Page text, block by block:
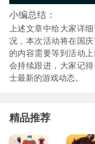
小编总结：
上述文章中给大家详
况，本次活动将在国
的内容需要等到活动
会持续跟进，大家记
士最新的游戏动态。
精品推荐